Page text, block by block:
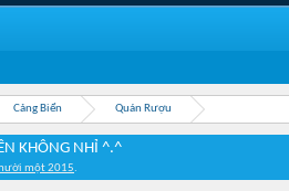
Cảng Biển Quán Rượu
KHÔNG NHỈ ^.^
một 2015.